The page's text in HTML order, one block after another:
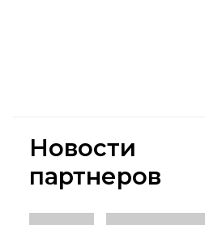
Новости
партнеров